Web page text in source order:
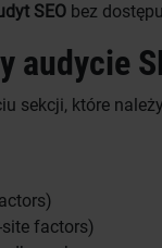
SEO bez
audycie
sekcji, które
factors)